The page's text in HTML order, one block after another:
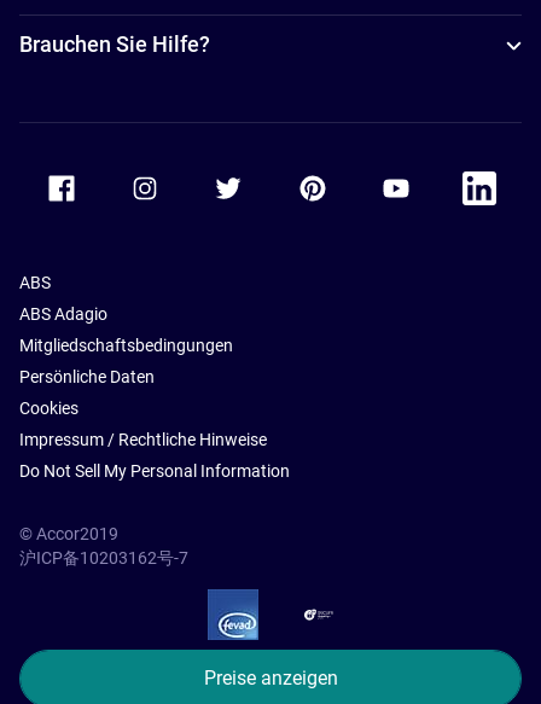
Preise anzeigen
Brauchen Sie Hilfe?
Accor Facebook Accor TwitterAccor PinterestAccor Youtube
Accor
ABS
ABS Adagio
Mitgliedschaftsbedingungen
Persönliche Daten
Cookies
Impressum / Rechtliche Hinweise
Do Not Sell My Personal Information
© Accor2019
沪ICP备10203162号-7